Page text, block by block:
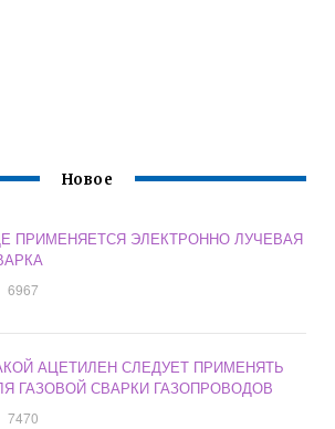
Новое
ПРИМЕНЯЕТСЯ ЭЛЕКТРОННО ЛУЧЕВАЯ
6967
АЦЕТИЛЕН СЛЕДУЕТ ПРИМЕНЯТЬ
ГАЗОВОЙ СВАРКИ ГАЗОПРОВОДОВ
7470